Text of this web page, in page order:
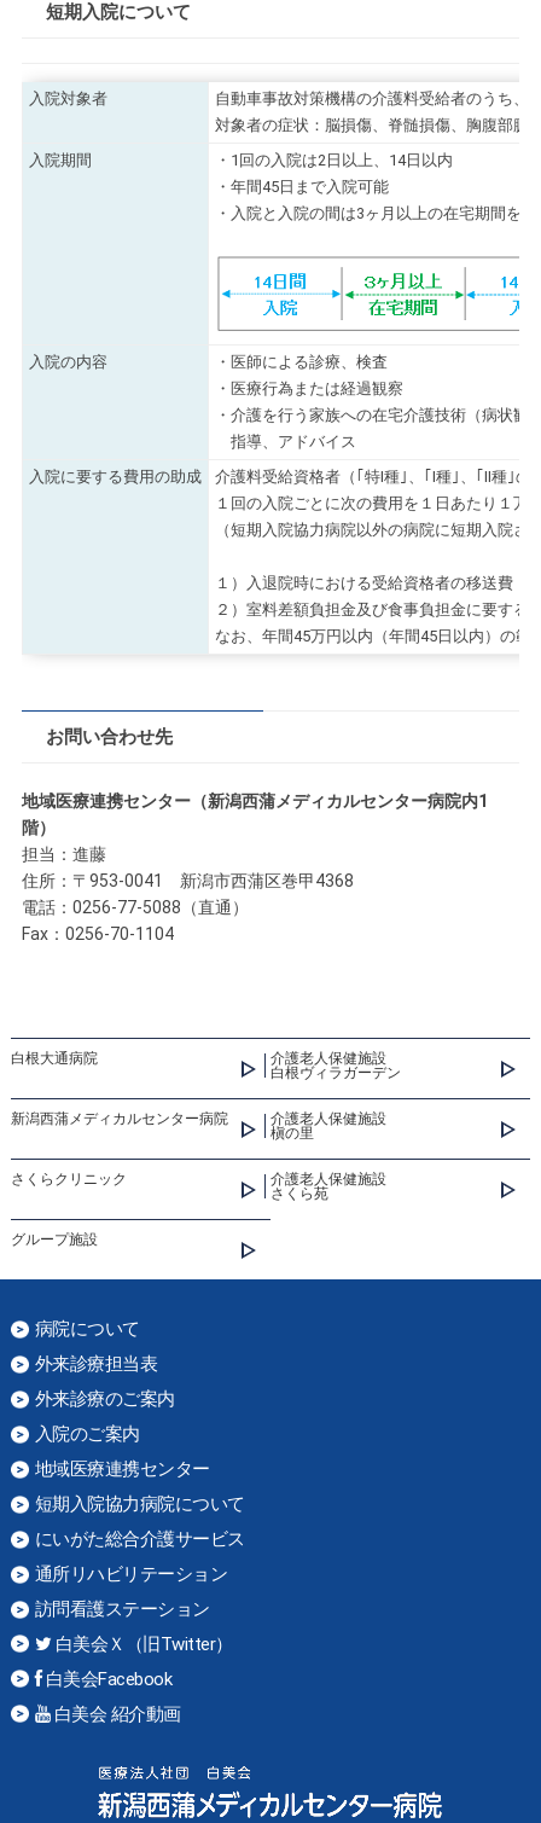
短期入院について
入院対象者
自動車事故対策機構の介護料受給者のうち、
対象者の症状：脳損傷、脊髄損傷、胸腹部臓
入院期間
・1回の入院は2日以上、14日以内
・年間45日まで入院可能
・入院と入院の間は3ヶ月以上の在宅期間を
入院の内容
・医師による診療、検査
・医療行為または経過観察
・介護を行う家族への在宅介護技術（病状観
指導、アドバイス
入院に要する費用の助成
介護料受給資格者（｢特Ⅰ種｣、｢Ⅰ種｣、｢Ⅱ種｣
１回の入院ごとに次の費用を１日あたり１
（短期入院協力病院以外の病院に短期入院さ
１）入退院時における受給資格者の移送費
２）室料差額負担金及び食事負担金に要する
なお、年間45万円以内（年間45日以内）の
お問い合わせ先
地域医療連携センター（新潟西蒲メディカルセンター病院内1
階）
担当：進藤
住所：〒953-0041 新潟市西蒲区巻甲4368
電話：0256-77-5088（直通）
Fax：0256-70-1104
白根大通病院
介護老人保健施設
白根ヴィラガーデン
新潟西蒲メディカルセンター病院
介護老人保健施設
槇の里
さくらクリニック
介護老人保健施設
さくら苑
グループ施設
病院について
外来診療担当表
外来診療のご案内
入院のご案内
地域医療連携センター
短期入院協力病院について
にいがた総合介護サービス
通所リハビリテーション
訪問看護ステーション
白美会Ｘ（旧Twitter）
白美会Facebook
白美会 紹介動画